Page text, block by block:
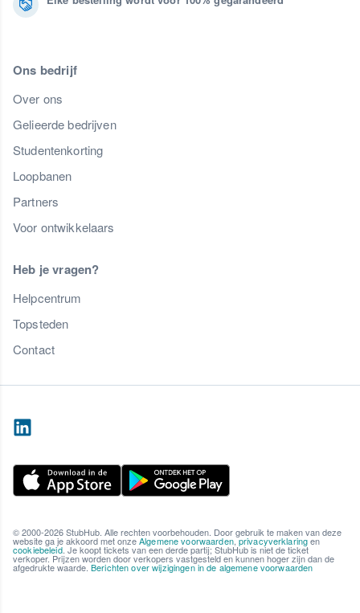
Ons bedrijf
Over ons
Gelieerde bedrijven
Studentenkorting
Loopbanen
Partners
Voor ontwikkelaars
Heb je vragen?
Helpcentrum
Topsteden
Contact
© 2000-2026 StubHub. Alle rechten voorbehouden. Door gebruik te maken van deze
website ga je akkoord met onzeAlgemene voorwaarden,privacyverklaringen
cookiebeleid. Je koopt tickets van een derde partij; StubHub is niet de ticket
verkoper. Prijzen worden door verkopers vastgesteld en kunnen hoger zijn dan de
afgedrukte waarde. Berichten over wijzigingen in de algemene voorwaarden